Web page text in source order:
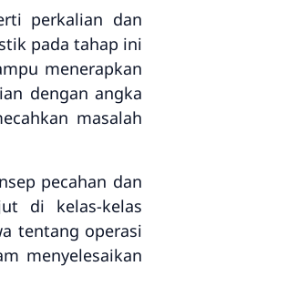
perkalian dan
pada tahap ini
menerapkan
dengan angka
masalah
pecahan dan
di kelas-kelas
tentang operasi
menyelesaikan